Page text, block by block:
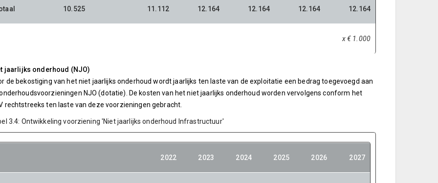
10.525 11.112 12.164 12.164 12.164 12.164
x € 1.000
jaarlijks onderhoud (NJO)
de bekostiging van het niet jaarlijks onderhoud wordt jaarlijks ten laste van de exploitatie een bedrag toegevoegd aan
NJO (dotatie). De kosten van het niet jaarlijks onderhoud worden vervolgens conform het
rechtstreeks ten laste van deze voorzieningen gebracht.
3.4: Ontwikkeling voorziening 'Niet jaarlijks onderhoud Infrastructuur'
2022 2023 2024 2025 2026 2027